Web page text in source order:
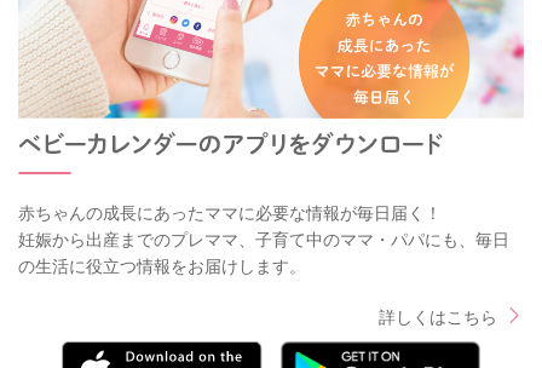
赤ちゃんの成長にあったママに必要な情報が毎日届く！
妊娠から出産までのプレママ、子育て中のママ・パパにも、毎日
の生活に役立つ情報をお届けします。
詳しくはこちら